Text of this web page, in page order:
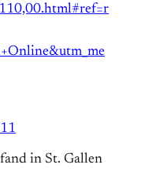
in St. Gallen